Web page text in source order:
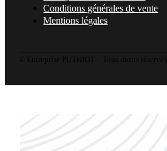
Conditions générales de vente
Mentions légales
© Entreprise PUTHIOT – Tous droits réservés